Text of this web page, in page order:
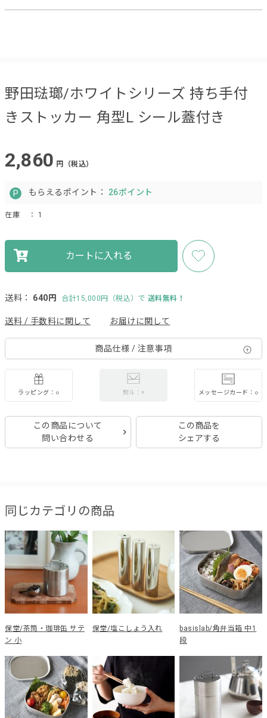
野田琺瑯/ホワイトシリーズ 持ち手付
きストッカー 角型L シール蓋付き
2,860 円（税込）
もらえるポイント： 26ポイント
在庫 ： 1
カートに入れる
送料： 640円 合計15,000円（税込）で 送料無料！
送料 / 手数料に関して お届けに関して
商品仕様 / 注意事項
ラッピング：○ 熨斗：× メッセージカード：○
この商品について
問い合わせる
この商品を
シェアする
同じカテゴリの商品
保堂/茶筒・珈琲缶 サテ
ン 小
保堂/塩こしょう入れ
basislab/角弁当箱 中1
段